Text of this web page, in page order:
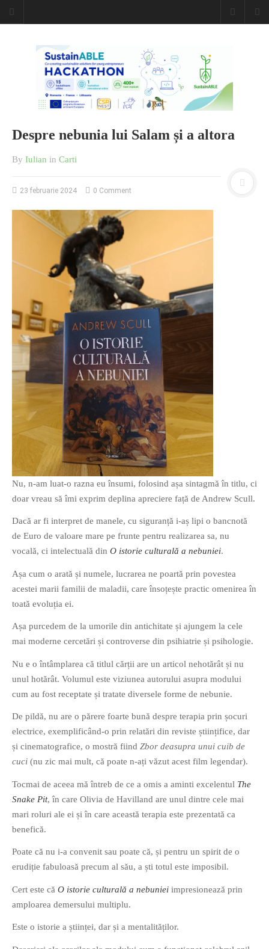
Despre nebunia lui Salam și a altora
By Iulian in Carti
23 februarie 2024 0 Comment
Nu, n-am luat-o razna eu însumi, folosind așa sintagmă în titlu, ci
doar vreau să îmi exprim deplina apreciere față de Andrew Scull.
Dacă ar fi interpret de manele, cu siguranță i-aș lipi o bancnotă
de Euro de valoare mare pe frunte pentru realizarea sa, nu
vocală, ci intelectuală din O istorie culturală a nebuniei.
Așa cum o arată și numele, lucrarea ne poartă prin povestea
acestei marii familii de maladii, care însoțește practic omenirea în
toată evoluția ei.
Așa purcedem de la umorile din antichitate și ajungem la cele
mai moderne cercetări și controverse din psihiatrie și psihologie.
Nu e o întâmplarea că titlul cărții are un articol nehotărât și nu
unul hotărât. Volumul este viziunea autorului asupra modului
cum au fost receptate și tratate diversele forme de nebunie.
De pildă, nu are o părere foarte bună despre terapia prin șocuri
electrice, exemplificând-o prin relatări din reviste științifice, dar
și cinematografice, o mostră fiind Zbor deasupra unui cuib de
cuci (nu zic mai mult, că poate n-ați văzut acest film legendar).
Tocmai de aceea mă întreb de ce a omis a aminti excelentul The
Snake Pit, în care Olivia de Havilland are unul dintre cele mai
mari roluri ale ei și în care această terapia este prezentată ca
benefică.
Poate că nu i-a convenit sau poate că, și pentru un spirit de o
erudiție fabuloasă precum al său, a ști totul este imposibil.
Cert este că O istorie culturală a nebuniei impresionează prin
amploarea demersului multiplu.
Este o istorie a științei, dar și a mentalităților.